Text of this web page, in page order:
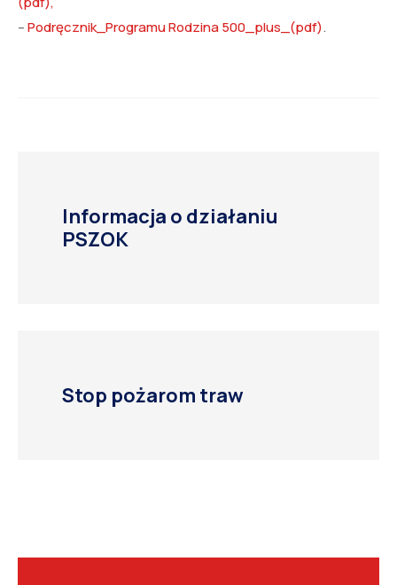
–Podręcznik_Programu Rodzina 500_plus_(pdf).
Informacja o działaniu
PSZOK
Stop pożarom traw